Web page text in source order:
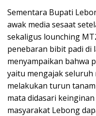
Sementara Bupati
awak media sesaat
sekaligus lounching
penebaran bibit padi di
menyampaikan bahwa
yaitu mengajak
melakukan turun
mata didasari
masyarakat Lebong